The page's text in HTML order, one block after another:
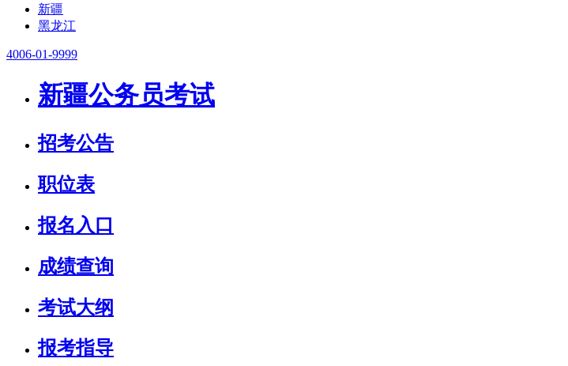
新疆
黑龙江
4006-01-9999
新疆公务员考试
招考公告
职位表
报名入口
成绩查询
考试大纲
报考指导